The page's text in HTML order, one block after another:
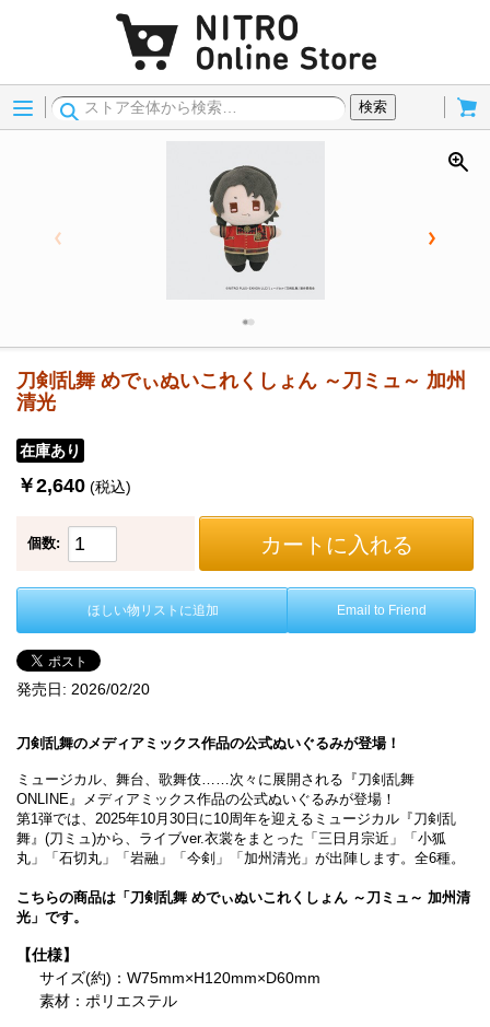
Menu
検索
刀剣乱舞 めでぃぬいこれくしょん ～刀ミュ～ 加州
清光
在庫あり
￥2,640 (税込)
個数: カートに入れる
ほしい物リストに追加 Email to Friend
発売日: 2026/02/20
刀剣乱舞のメディアミックス作品の公式ぬいぐるみが登場！
ミュージカル、舞台、歌舞伎……次々に展開される『刀剣乱舞
ONLINE』メディアミックス作品の公式ぬいぐるみが登場！
第1弾では、2025年10月30日に10周年を迎えるミュージカル『刀剣乱
舞』(刀ミュ)から、ライブver.衣裳をまとった「三日月宗近」「小狐
丸」「石切丸」「岩融」「今剣」「加州清光」が出陣します。全6種。
こちらの商品は「刀剣乱舞 めでぃぬいこれくしょん ～刀ミュ～ 加州清
光」です。
【仕様】
サイズ(約)：W75mm×H120mm×D60mm
素材：ポリエステル